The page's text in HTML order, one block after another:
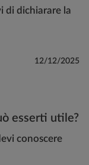
di dichiarare la
12/12/2025
esserti utile?
conoscere